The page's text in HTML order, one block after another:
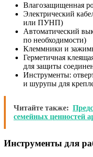
Влагозащищенная
Электрический
или ПУНП)
Автоматический
по необходимости)
Клеммники и
Герметичная
для защиты
Инструменты:
и шурупы для
Читайте также:
семейных ценностей
Инструменты для